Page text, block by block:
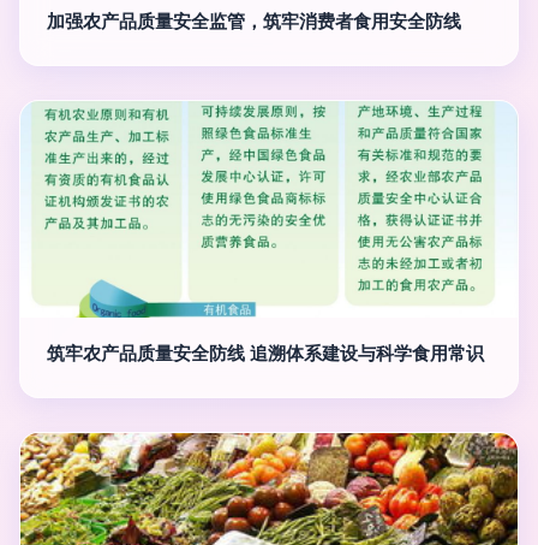
加强农产品质量安全监管，筑牢消费者食用安全防线
筑牢农产品质量安全防线 追溯体系建设与科学食用常识